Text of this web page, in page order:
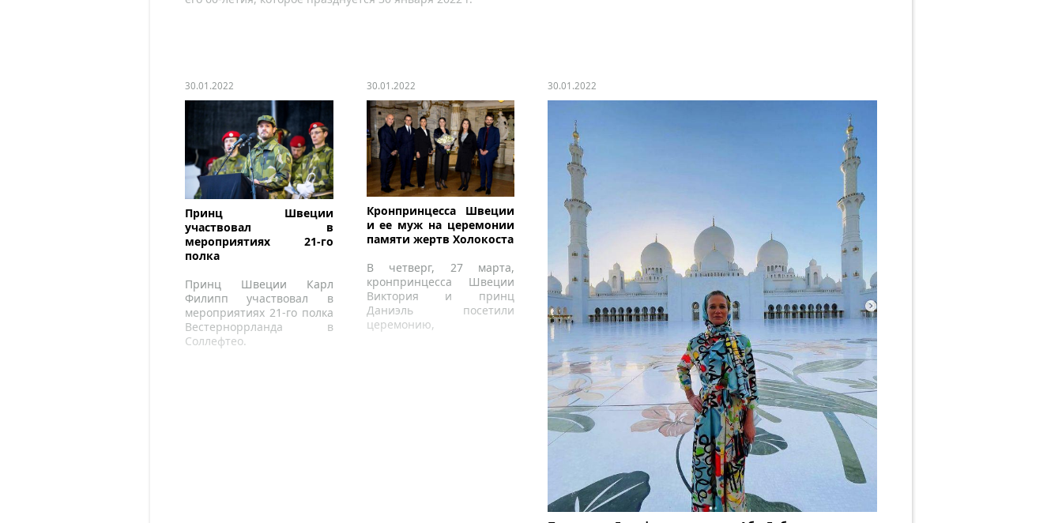
30.01.2022
Принц Швеции
участвовал в
мероприятиях 21-го
полка
Принц Швеции Карл
Филипп участвовал в
мероприятиях 21-го полка
Вестерноррланда в
Соллефтео.
30.01.2022
Кронпринцесса Швеции
и ее муж на церемонии
памяти жертв Холокоста
В четверг, 27 марта,
кронпринцесса Швеции
Виктория и принц
Даниэль посетили
церемонию,
30.01.2022